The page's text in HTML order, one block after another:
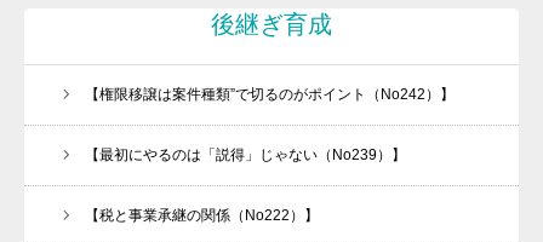
後継ぎ育成
【権限移譲は案件種類”で切るのがポイント（No242）】
【最初にやるのは「説得」じゃない（No239）】
【税と事業承継の関係（No222）】